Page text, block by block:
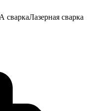
сваркаЛазерная сварка